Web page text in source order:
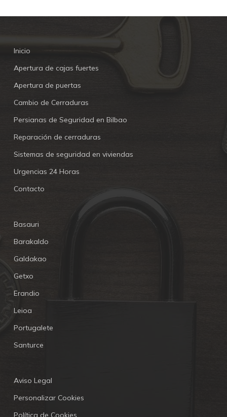
Inicio
Apertura de cajas fuertes
Apertura de puertas
Cambio de Cerraduras
Persianas de Seguridad en Bilbao
Reparación de cerraduras
Sistemas de seguridad en viviendas
Urgencias 24 Horas
Contacto
Basauri
Barakaldo
Galdakao
Getxo
Erandio
Leioa
Portugalete
Santurce
Aviso Legal
Personalizar Cookies
Política de Cookies